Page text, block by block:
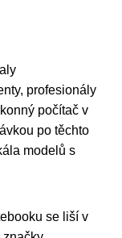
profesionály
počítač v
po těchto
modelů s
se liší v